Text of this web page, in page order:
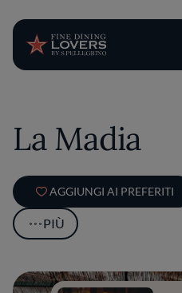
La Madia
AGGIUNGI AI PREFERITI
PIÙ